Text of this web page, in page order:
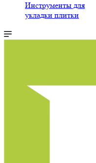
Инструменты для
укладки плитки